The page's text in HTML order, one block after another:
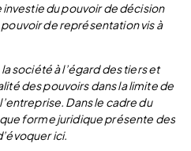
du pouvoir de décision
pouvoir de représentation vis à
société à l’égard des tiers et
des pouvoirs dans la limite de
Dans le cadre du
forme juridique présente des
ici.